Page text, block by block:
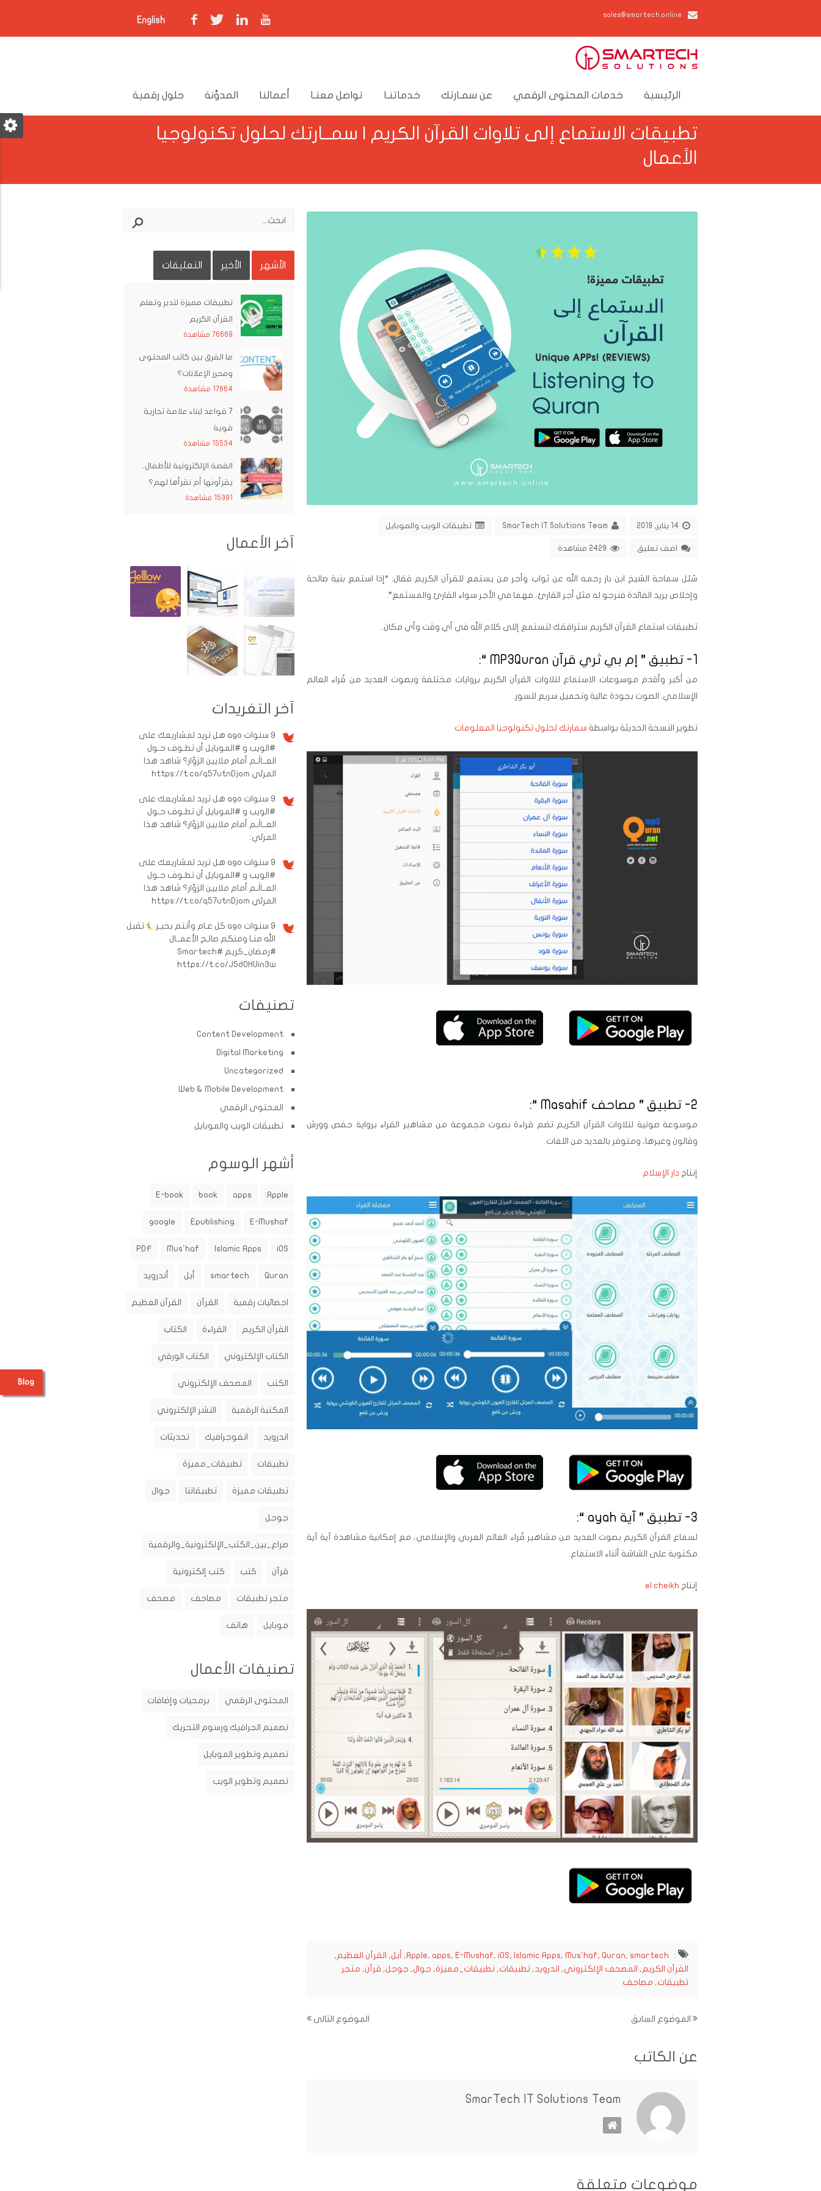
sales@smartech.online
English
الرئيسية خدمات المحتوى الرقمي عن سمـارتك خدماتنـا تواصل معنـا أعمالنا المدوَّنة حلول رقمية
تطبيقات الاستماع إلى تلاوات القرآن الكريم | سمــارتك لحلول تكنولوجيا
الأعمال
SmarTech IT Solutions Team تطبيقات الويب والموبايل
اضف تعليق
سُئل سماحة الشيخ ابن باز رحمه الله عن ثواب وأجر من يستمع للقرآن الكريم فقال: “إذا استمع بنية صالحة
وإخلاص يريد الفائدة فنرجو له مثل أجر القارئ، فهما في الأجر سواء القارئ والمستمع”.
تطبيقات استماع القرآن الكريم سترافقك لتستمع إللى كلام الله في أي وقت وأي مكان..
1- تطبيق ” إم بي ثري قرآن MP3Quran “:
من أكبر وأقدم موسوعات الاستماع لتلاوات القرآن الكريم بروايات مختلفة وبصوت العديد من قُراء العالم
الإسلامي. الصوت بجودة عالية وتحميل سريع للسور.
تطوير النسخة الحديثة بواسطة سمارتك لحلول تكنولوجيا المعلومات
2- تطبيق ” مصاحف Masahif “:
موسوعة صوتية لتلاوات القرآن الكريم تضم قراءة بصوت مجموعة من مشاهير القراء برواية حفص وورش
وقالون وغيرها، ومتوفر بالعديد من اللغات.
إنتاج دار الإسلام
3- تطبيق ” آية ayah “:
لسماع القرآن الكريم بصوت العديد من مشاهير قُراء العالم العربي والإسلامي، مع إمكانية مشاهدة آية آية
مكتوبة على الشاشة أثناء الاستماع.
إنتاج el cheikh
:
Apple, apps, E-Mushaf, iOS, Islamic Apps, Mus'haf, Quran, smartech
, أبل, القرآن العظيم ,
القرآن الكريم , المصحف الإلكتروني, اندرويد , تطبيقات, تطبيقات_مميزة, جوال, جوجل, قرآن, متجر
تطبيقات, مصاحف
الموضوع السابق الموضوع التالى
عن الكاتب
SmarTech IT Solutions Team
موضوعات متعلقة
الأشهر الأخير التعليقات
تطبيقات مميزة لتدبر وتعلم
القرآن الكريم
76669 مشاهدة
ما الفرق بين كاتب المحتوى
ومحرر الإعلانات؟
17664 مشاهدة
7 قواعد لبناء علامة تجارية
قوية
15534 مشاهدة
القصة الإلكترونية للأطفال..
يقرأونها أم نقرأها لهم؟
15391 مشاهدة
آخر الأعمال
آخر التغريدات
9 سنوات ago
هل تريد لمشاريعك على
#الويب و #الموبايل أن تطـوف حـول
العــالَـم أمام ملايين الزوّار؟ شاهد هذا
المرئي https://t.co/q57utnDjom
9 سنوات ago
هل تريد لمشاريعك على
#الويب و #الموبايل أن تطـوف حـول
العــالَـم أمام ملايين الزوّار؟ شاهد هذا
المرئي:
9 سنوات ago
هل تريد لمشاريعك على
#الويب و #الموبايل أن تطـوف حـول
العــالَـم أمام ملايين الزوّار؟ شاهد هذا
المرئي https://t.co/q57utnDjom
9 سنوات ago كل عـام وأنتم بخيـر
تقبل
الله منـا ومنكم صالـح الأعمــال
#رمضان_كريم #Smartech
https://t.co/J5d0HUin3w
تصنيفات
Content Development
Digital Marketing
Uncategorized
Web & Mobile Development
المحتوى الرقمي
تطبيقات الويب والموبايل
أشهر الوسوم
Apple
apps
book
E-book
E-Mushaf
Epublishing
google
iOS
Islamic Apps
Mus'haf
PDF
Quran
smartech أبل أندرويد
احصائيات رقمية القرآن القرآن العظيم
القرآن الكريم القراءة الكتاب
الكتاب الإلكتروني الكتاب الورقي
الكتب المصحف الإلكتروني
المكتبة الرقمية النشر الإلكتروني
اندرويد انفوجرافيك تحديثات
تطبيقات تطبيقات_مميزة
تطبيقات مميزة تطبيقاتنا جوال
جوجل
صراع_بين_الكتب_الإلكترونية_والرقمية
قرآن كتب كتب إلكترونية
متجر تطبيقات مصاحف مصحف
موبايل هاتف
تصنيفات الأعمال
المحتوى الرقمي برمجيات وإضافات
تصميم الجرافيك ورسوم التحريك
تصميم وتطوير الموبايل
تصميم وتطوير الويب
Blog